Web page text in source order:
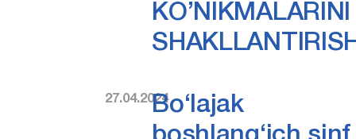
KO’NIKMALARINI
27.04.2024Bо‘lajak